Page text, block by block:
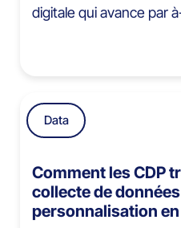
digitale qui avance par
Data
Comment les CDP
collecte de
personnalisation